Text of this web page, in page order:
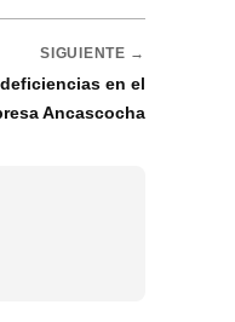
SIGUIENTE →
en el
Ancascocha